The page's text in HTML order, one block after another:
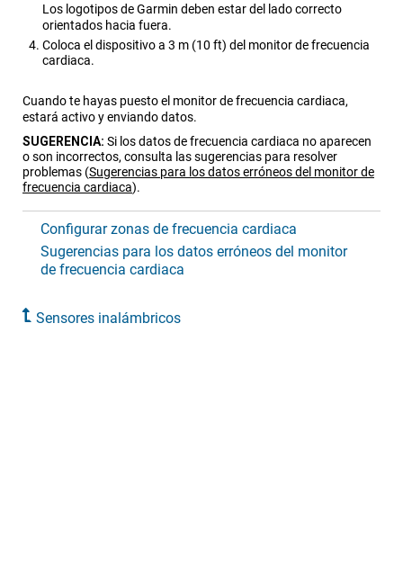
Los logotipos de Garmin deben estar del lado correcto
orientados hacia fuera.
Coloca el dispositivo a 3 m (10 ft) del monitor de frecuencia
cardiaca.
Cuando te hayas puesto el monitor de frecuencia cardiaca,
estará activo y enviando datos.
SUGERENCIA: Si los datos de frecuencia cardiaca no aparecen
o son incorrectos, consulta las sugerencias para resolver
problemas (Sugerencias para los datos erróneos del monitor de
frecuencia cardiaca).
Configurar zonas de frecuencia cardiaca
Sugerencias para los datos erróneos del monitor
de frecuencia cardiaca
Sensores inalámbricos